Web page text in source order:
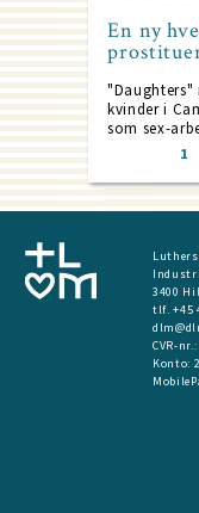
En ny
kvinder i
som sex-
1
3400
tlf. +45
CVR-
​Konto: